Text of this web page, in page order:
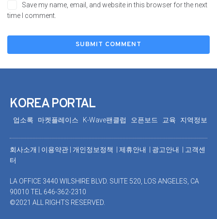
Save my name, email, and website in this browser for the next
time I comment.
KOREA PORTAL
업소록 마켓플레이스 K-Wave팬클럽 오픈보드 교육 지역정보
회사소개 이용약관 개인정보정책 | 제휴안내 | 광고안내
고객센
터
LA OFFICE 3440 WILSHIRE BLVD. SUITE 520, LOS ANGELES, CA
90010 TEL 646-362-2310
©2021 ALL RIGHTS RESERVED.